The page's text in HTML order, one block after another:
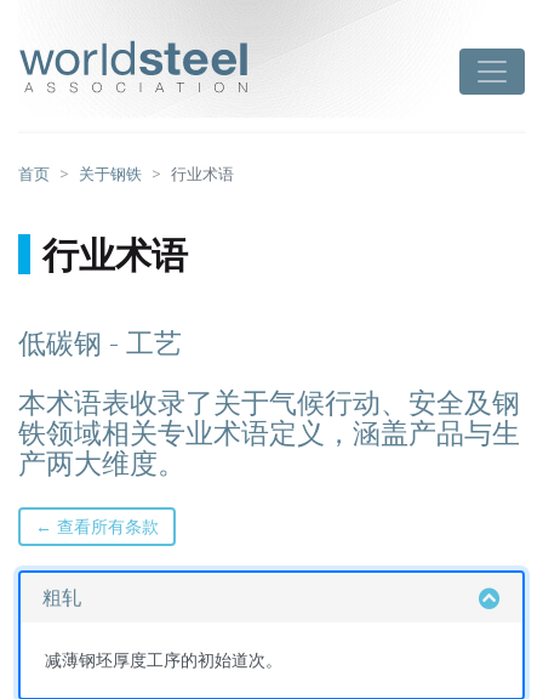
首页 关于钢铁 行业术语
行业术语
低碳钢 - 工艺
本术语表收录了关于气候行动、安全及钢
铁领域相关专业术语定义，涵盖产品与生
产两大维度。
← 查看所有条款
粗轧
减薄钢坯厚度工序的初始道次。